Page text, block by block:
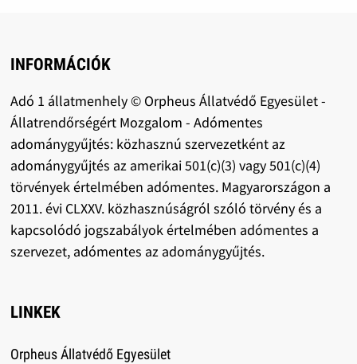
INFORMÁCIÓK
Adó 1 állatmenhely © Orpheus Állatvédő Egyesület -
Állatrendőrségért Mozgalom - Adómentes
adománygyűjtés: közhasznú szervezetként az
adománygyűjtés az amerikai 501(c)(3) vagy 501(c)(4)
törvények értelmében adómentes. Magyarországon a
2011. évi CLXXV. közhasznúságról szóló törvény és a
kapcsolódó jogszabályok értelmében adómentes a
szervezet, adómentes az adománygyűjtés.
LINKEK
Orpheus Állatvédő Egyesület